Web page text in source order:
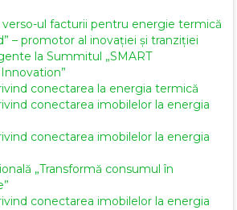
ul facturii pentru energie termică
– promotor al inovației și tranziției
la Summitul „SMART
conectarea la energia termică
conectarea imobilelor la energia
conectarea imobilelor la energia
„Transformă consumul în
conectarea imobilelor la energia